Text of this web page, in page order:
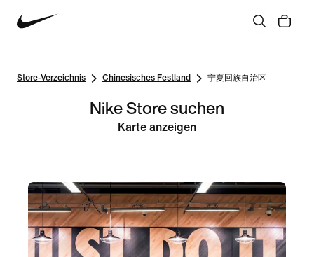
Store-Verzeichnis Chinesisches Festland 宁夏回族自治区
Nike Store suchen
Karte anzeigen